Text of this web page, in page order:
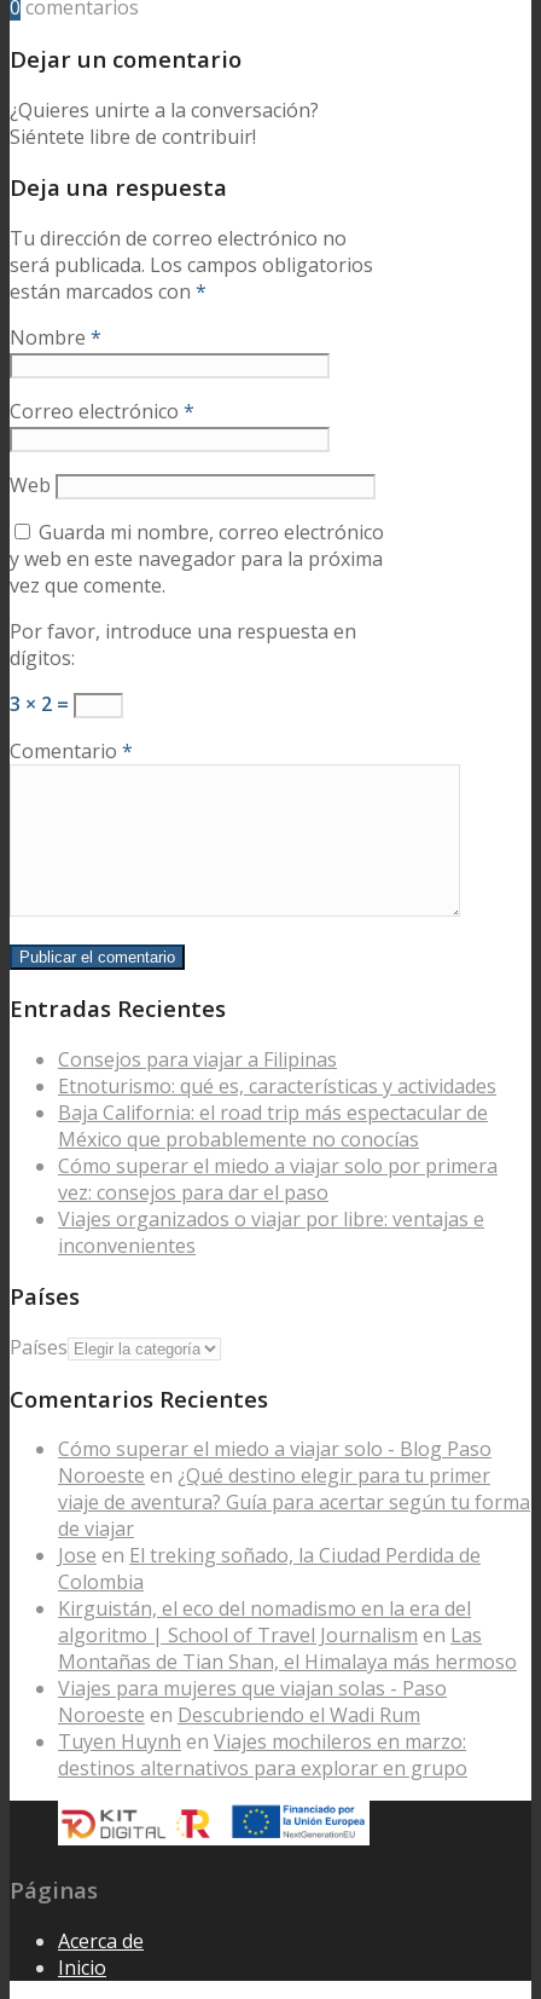
0 comentarios
Dejar un comentario
¿Quieres unirte a la conversación?
Siéntete libre de contribuir!
Deja una respuesta
Tu dirección de correo electrónico no
será publicada. Los campos obligatorios
están marcados con *
Nombre *
Correo electrónico *
Web
Guarda mi nombre, correo electrónico
y web en este navegador para la próxima
vez que comente.
Por favor, introduce una respuesta en
dígitos:
3 × 2 =
Comentario *
Entradas Recientes
Consejos para viajar a Filipinas
Etnoturismo: qué es, características y actividades
Baja California: el road trip más espectacular de
México que probablemente no conocías
Cómo superar el miedo a viajar solo por primera
vez: consejos para dar el paso
Viajes organizados o viajar por libre: ventajas e
inconvenientes
Países
Países
Comentarios Recientes
Cómo superar el miedo a viajar solo - Blog Paso
Noroeste en ¿Qué destino elegir para tu primer
viaje de aventura? Guía para acertar según tu forma
de viajar
Jose en El treking soñado, la Ciudad Perdida de
Colombia
Kirguistán, el eco del nomadismo en la era del
algoritmo | School of Travel Journalism en Las
Montañas de Tian Shan, el Himalaya más hermoso
Viajes para mujeres que viajan solas - Paso
Noroeste en Descubriendo el Wadi Rum
Tuyen Huynh en Viajes mochileros en marzo:
destinos alternativos para explorar en grupo
Páginas
Acerca de
Inicio